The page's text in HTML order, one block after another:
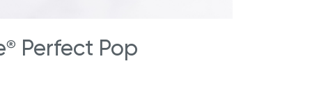
® Perfect Pop